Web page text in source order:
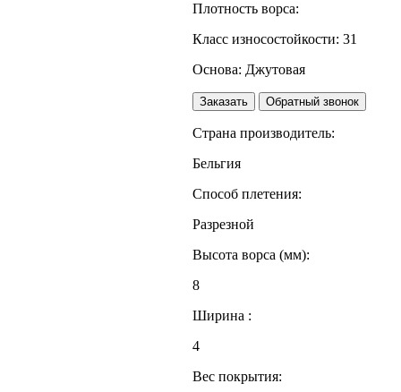
Плотность ворса:
Класс износостойкости: 31
Основа: Джутовая
Заказать Обратный звонок
Страна производитель:
Бельгия
Способ плетения:
Разрезной
Высота ворса (мм):
8
Ширина :
4
Вес покрытия: